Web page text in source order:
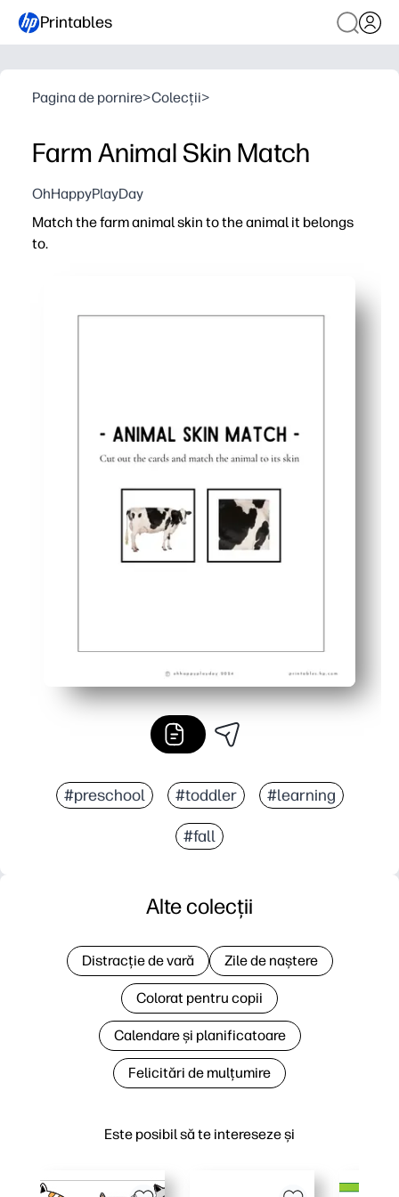
Printables
Pagina de pornire>Colecții>
Farm Animal Skin Match
OhHappyPlayDay
Match the farm animal skin to the animal it belongs
to.
#preschool #toddler #learning
#fall
Este posibil să te intereseze și
Alte colecții
Distracție de vară Zile de naștere
Colorat pentru copii
Calendare și planificatoare
Felicitări de mulțumire